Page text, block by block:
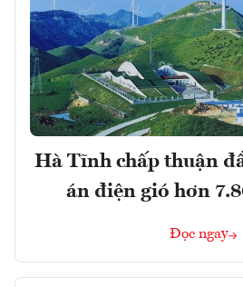
Hà Tĩnh chấp thuận
án điện gió hơn
Đọc ngay